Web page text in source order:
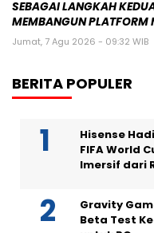
SEBAGAI LANGKAH
MEMBANGUN PLATFORM
Jumat, 7 Agu 2026 - 09:32 WIB
BERITA POPULER
Hisense
FIFA World
Imersif dari
Gravity
Beta Test